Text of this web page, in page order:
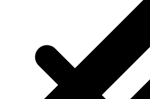
5 vestigingenen hier